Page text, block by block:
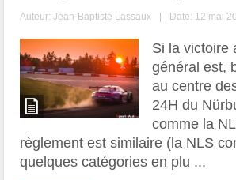
Auteur:Jean-Baptiste Lassaux | Date: 12 mai
Si la victoire
général est,
au centre
24H du
comme la
règlement est similaire (la NLS
quelques catégories en plu ...